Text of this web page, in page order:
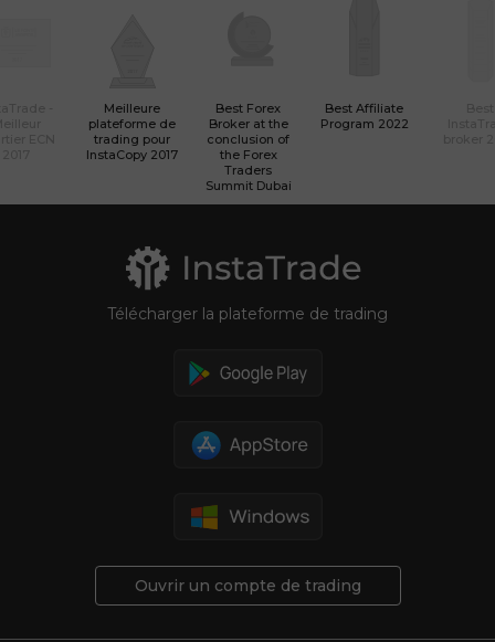
Meilleure
plateforme de
trading pour
InstaCopy 2017
Best Forex
Broker at the
conclusion of
the Forex
Traders
Summit Dubai
Best Affiliate
Program 2022
Télécharger la plateforme de trading
Ouvrir un compte de trading